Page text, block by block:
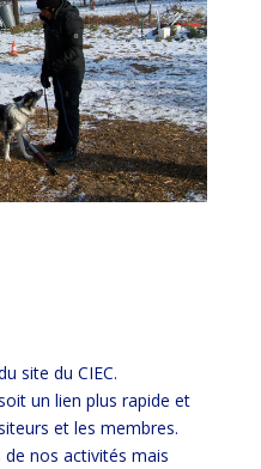
site du CIEC.
un lien plus rapide et
et les membres.
nos activités mais